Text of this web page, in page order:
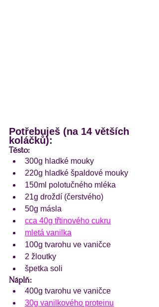
Potřebuješ (na 14 větších
koláčků):
Těsto:
300g hladké mouky
220g hladké špaldové mouky
150ml polotučného mléka
21g droždí (čerstvého)
50g másla
cca 40g třtinového cukru
mletá vanilka
100g tvarohu ve vaničce
2 žloutky
špetka soli
Náplň:
400g tvarohu ve vaničce
30g vanilkového proteinu